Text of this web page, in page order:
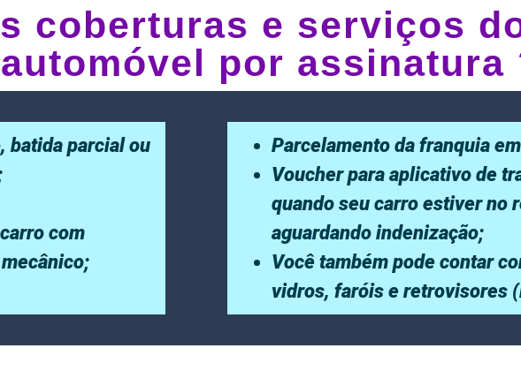
coberturas e serviços
por assinatura
batida parcial ou
com
Parcelamento da franquia
Voucher para aplicativo de
quando seu carro estiver no
aguardando indenização;
Você também pode contar
vidros, faróis e retrovisores